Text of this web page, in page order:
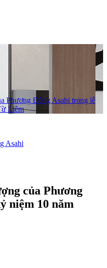
Phương Đông Asahi trong lễ
Liêm
Asahi
của Phương
niệm 10 năm